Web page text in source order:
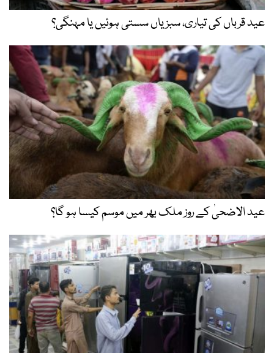
عید قرباں کی تیاری، سبزیاں سستی ہوئیں یا مہنگی؟
عید الاضحیٰ کے روز ملک بھر میں موسم کیسا ہو گا؟